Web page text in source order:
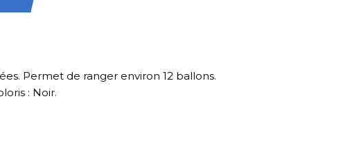
Permet de ranger environ 12 ballons.
: Noir.